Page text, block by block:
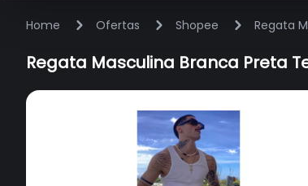
Home Ofertas Shopee Regata
Regata Masculina Branca Preta